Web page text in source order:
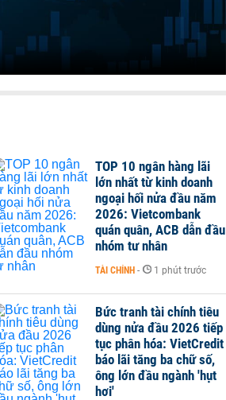
TOP 10 ngân hàng lãi
lớn nhất từ kinh doanh
ngoại hối nửa đầu năm
2026: Vietcombank
quán quân, ACB dẫn đầu
nhóm tư nhân
TÀI CHÍNH - 1 phút trước
Bức tranh tài chính tiêu
dùng nửa đầu 2026 tiếp
tục phân hóa: VietCredit
báo lãi tăng ba chữ số,
ông lớn đầu ngành 'hụt
hơi'